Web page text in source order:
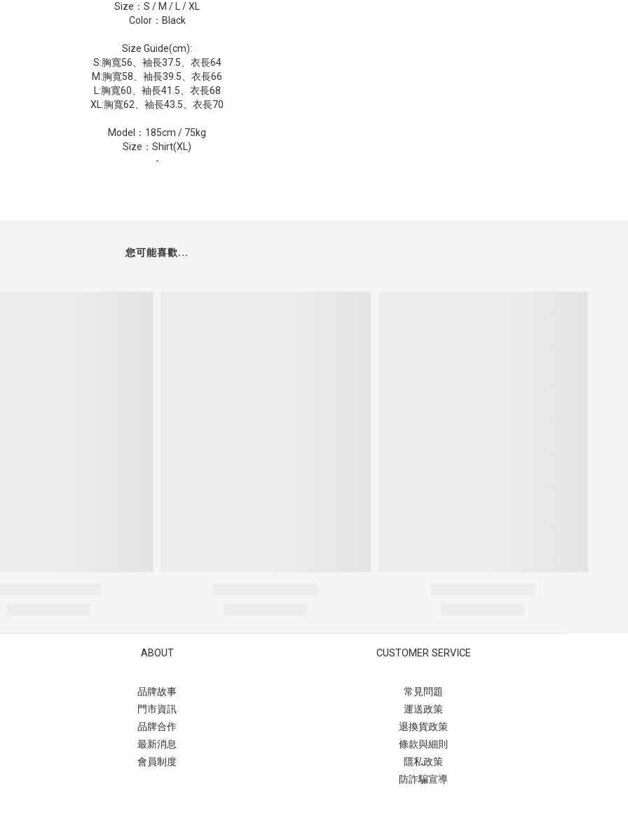
Size：S / M / L / XL
Color：Black
Size Guide(cm):
S:胸寬56、袖長37.5、衣長64
M:胸寬58、袖長39.5、衣長66
L:胸寬60、袖長41.5、衣長68
XL:胸寬62、袖長43.5、衣長70
Model：185cm / 75kg
Size：Shirt(XL)
-
您可能喜歡...
ABOUT
品牌故事
門市資訊
品牌合作
最新消息
會員制度
CUSTOMER SERVICE
常見問題
運送政策
退換貨政策
條款與細則
隱私政策
防詐騙宣導